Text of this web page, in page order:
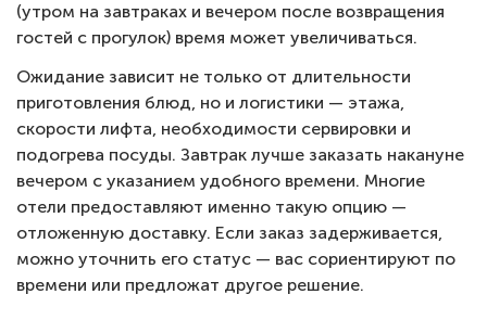
(утром на завтраках и вечером после возвращения
гостей с прогулок) время может увеличиваться.
Ожидание зависит не только от длительности
приготовления блюд, но и логистики — этажа,
скорости лифта, необходимости сервировки и
подогрева посуды. Завтрак лучше заказать накануне
вечером с указанием удобного времени. Многие
отели предоставляют именно такую опцию —
отложенную доставку. Если заказ задерживается,
можно уточнить его статус — вас сориентируют по
времени или предложат другое решение.